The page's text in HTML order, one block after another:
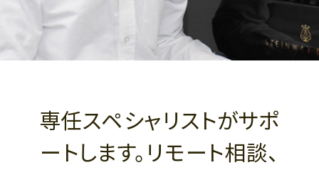
専任スペシャリストがサポ
ートします。リモート相談、